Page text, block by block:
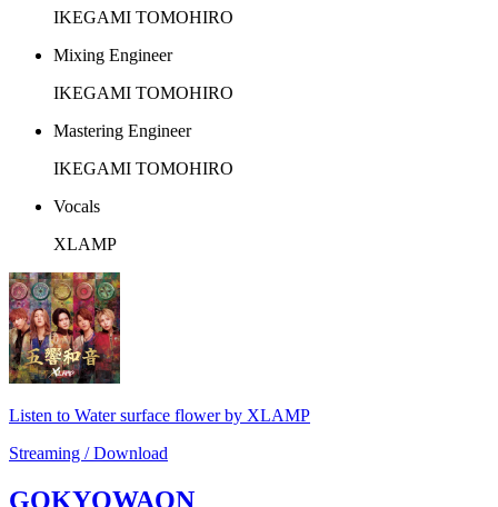
IKEGAMI TOMOHIRO
Mixing Engineer
IKEGAMI TOMOHIRO
Mastering Engineer
IKEGAMI TOMOHIRO
Vocals
XLAMP
Listen to Water surface flower by XLAMP
Streaming / Download
GOKYOWAON